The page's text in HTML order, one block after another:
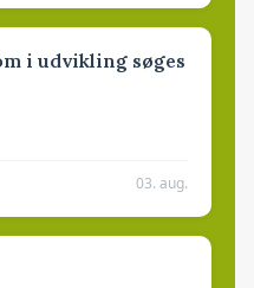
i udvikling søges
03. aug.